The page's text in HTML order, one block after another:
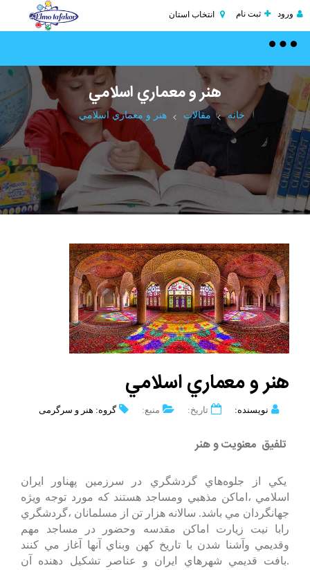
ورود ثبت نام انتخاب استان
Toggle
هنر و معماري‌ اسلامي‌
خانه مقالات هنر و معماري‌ اسلامي‌
هنر و معماري‌ اسلامي‌
نویسنده: تاریخ: منبع: گروه: هنر و سرگرمی
تلفيق‌ معنويت‌ و هنر
يكي‌ از جلوه‌هاي‌ گردشگري‌ در سرزمين‌ پهناور ايران‌
اسلامي‌ ،اماكن‌ مذهبي‌ ومساجد هستند كه‌ مورد توجه‌ ويژه‌
جهانگردان‌ مي‌ باشد. سالانه‌ هزار تن‌ از مسلمانان‌ ،گردشگري‌
رابا نيت‌ زيارت‌ اماكن‌ مقدسه‌ وحضور در مساجد مهم‌
وقديمي‌ وآشنا شدن‌ با تاريخ‌ كهن‌ وبناي‌ آنها آغاز مي‌ كنند
.بافت‌ قديمي‌ شهرهاي‌ ايران‌ و عناصر تشكيل‌ دهنده‌ آن‌